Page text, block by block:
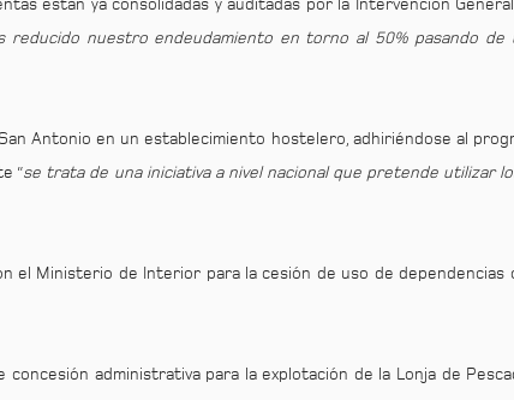
están ya consolidadas y auditadas por la Intervención General
nuestro endeudamiento en torno al 50% pasando de
Antonio en un establecimiento hostelero, adhiriéndose al
“se trata de una iniciativa a nivel nacional que pretende utilizar
Ministerio de Interior para la cesión de uso de dependencias
administrativa para la explotación de la Lonja de